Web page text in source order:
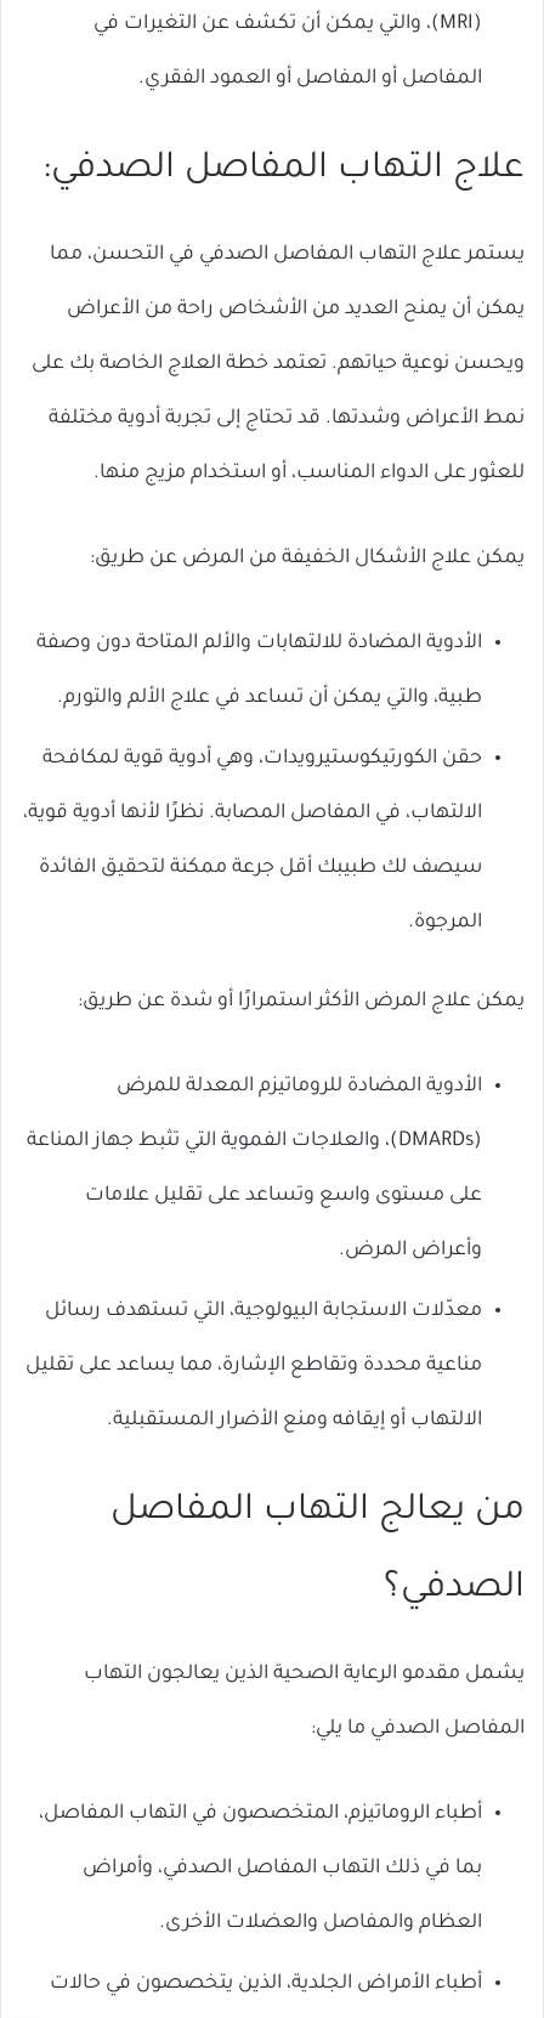
(MRI)، والتي يمكن أن تكشف عن التغيرات في
المفاصل أو المفاصل أو العمود الفقري.
علاج التهاب المفاصل الصدفي:
يستمر علاج التهاب المفاصل الصدفي في التحسن، مما
يمكن أن يمنح العديد من الأشخاص راحة من الأعراض
ويحسن نوعية حياتهم. تعتمد خطة العلاج الخاصة بك على
نمط الأعراض وشدتها. قد تحتاج إلى تجربة أدوية مختلفة
للعثور على الدواء المناسب، أو استخدام مزيج منها.
يمكن علاج الأشكال الخفيفة من المرض عن طريق:
الأدوية المضادة للالتهابات والألم المتاحة دون وصفة
طبية، والتي يمكن أن تساعد في علاج الألم والتورم.
حقن الكورتيكوستيرويدات، وهي أدوية قوية لمكافحة
الالتهاب، في المفاصل المصابة. نظرًا لأنها أدوية قوية،
سيصف لك طبيبك أقل جرعة ممكنة لتحقيق الفائدة
المرجوة.
يمكن علاج المرض الأكثر استمرارًا أو شدة عن طريق:
الأدوية المضادة للروماتيزم المعدلة للمرض
(DMARDs)، والعلاجات الفموية التي تثبط جهاز المناعة
على مستوى واسع وتساعد على تقليل علامات
وأعراض المرض.
معدّلات الاستجابة البيولوجية، التي تستهدف رسائل
مناعية محددة وتقاطع الإشارة، مما يساعد على تقليل
الالتهاب أو إيقافه ومنع الأضرار المستقبلية.
من يعالج التهاب المفاصل
الصدفي؟
يشمل مقدمو الرعاية الصحية الذين يعالجون التهاب
المفاصل الصدفي ما يلي:
أطباء الروماتيزم، المتخصصون في التهاب المفاصل،
بما في ذلك التهاب المفاصل الصدفي، وأمراض
العظام والمفاصل والعضلات الأخرى.
أطباء الأمراض الجلدية، الذين يتخصصون في حالات